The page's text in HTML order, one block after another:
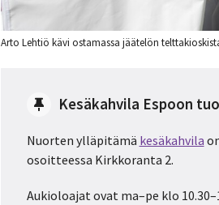
Arto Lehtiö kävi ostamassa jäätelön
Kesäkahvila Espoon
Nuorten ylläpitämä kesäkahvila
osoitteessa Kirkkoranta 2.
Aukioloajat ovat ma–pe klo